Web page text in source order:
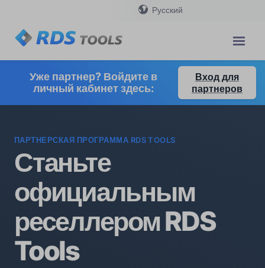
Русский
Уже партнер? Войдите в
личный кабинет здесь:
Вход для
партнеров
ПАРТНЕРСКАЯ ПРОГРАММА RDS TOOLS
Станьте
официальным
реселлером RDS
Tools